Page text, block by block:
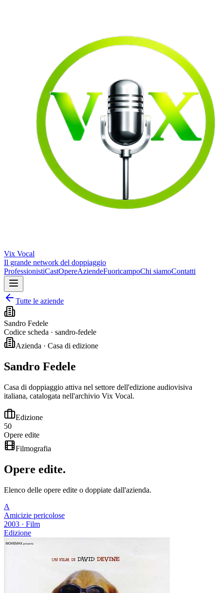
Vix Vocal
Il grande network del doppiaggio
ProfessionistiCastOpereAziendeFuoricampoChi siamoContatti
Tutte le aziende
Sandro Fedele
Codice scheda · sandro-fedele
Azienda · Casa di edizione
Sandro Fedele
Casa di doppiaggio attiva nel settore dell'edizione audiovisiva
italiana, catalogata nell'archivio Vix Vocal.
Edizione
50
Opere edite
Filmografia
Opere edite.
Elenco delle opere edite o doppiate dall'azienda.
A
Amicizie pericolose
2003 · Film
Edizione